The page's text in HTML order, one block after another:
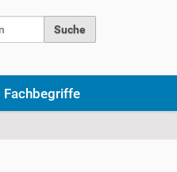
Fachbegriffe